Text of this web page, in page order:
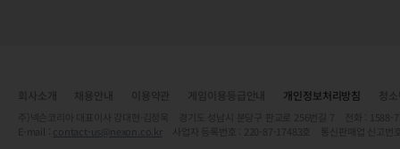
개인정보처리방침
contact-us@nexon.co.kr